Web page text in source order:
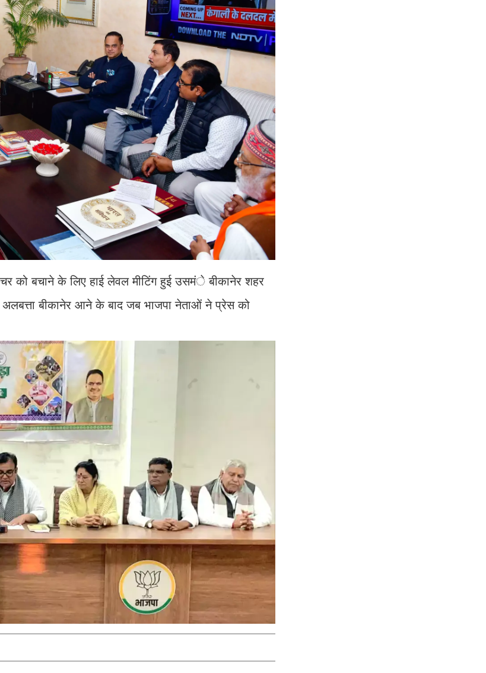
को बचाने के लिए हाई लेवल मीटिंग हुई उसमंे बीकानेर शहर
अलबत्ता बीकानेर आने के बाद जब भाजपा नेताओं ने प्रेस को